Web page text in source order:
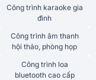
Công trình karaoke gia
đình
Công trình âm thanh
hội thảo, phòng họp
Công trình loa
bluetooth cao cấp